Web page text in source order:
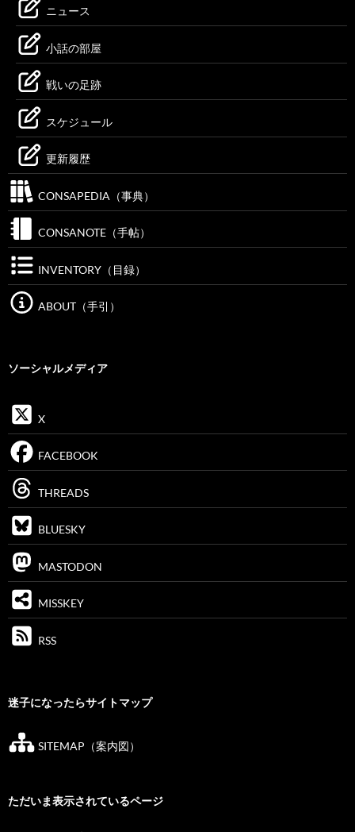
ニュース
小話の部屋
戦いの足跡
スケジュール
更新履歴
CONSAPEDIA（事典）
CONSANOTE（手帖）
INVENTORY（目録）
ABOUT（手引）
ソーシャルメディア
X
FACEBOOK
THREADS
BLUESKY
MASTODON
MISSKEY
RSS
迷子になったらサイトマップ
SITEMAP（案内図）
ただいま表示されているページ